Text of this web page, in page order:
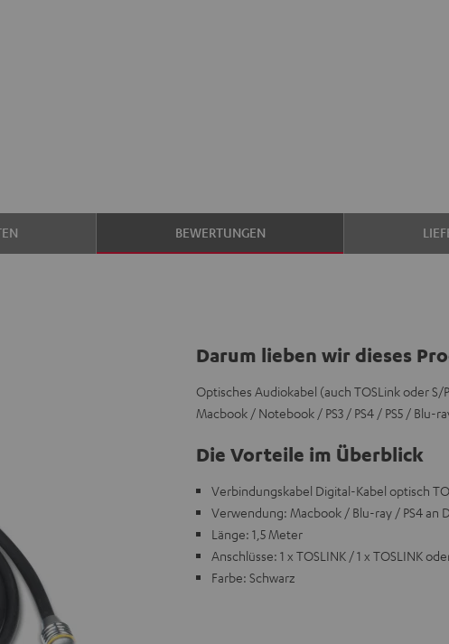
BEWERTUNGEN
Darum lieben wir dieses
Optisches Audiokabel (auch TOSLink oder
Macbook / Notebook / PS3 / PS4 / PS5 / Blu-
Die Vorteile im Überblick
Verbindungskabel Digital-Kabel optisch
Verwendung: Macbook / Blu-ray / PS4 an
Länge: 1,5 Meter
Anschlüsse: 1 x TOSLINK / 1 x TOSLINK
Farbe: Schwarz